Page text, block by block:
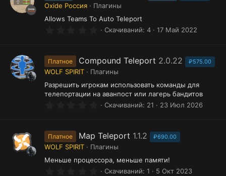
ё
з
д
Oxide Россия
Плагины
Allows Teams To Auto Teleport
0
з
в
ё
з
д
Скачиваний 4 17 Май 2022
Платное Compound Teleport 2.0.22 ₽575.00
WOLF SPIRIT
Плагины
Разрешить игрокам использовать команды для
телепортации на аванпост или лагерь бандитов
0
з
ё
з
д
Скачиваний 21 23 Июл 2026
Платное Map Teleport 1.1.2 ₽690.00
WOLF SPIRIT
Плагины
Меньше процессора, меньше памяти!
0 Скачиваний 1 5 Окт 2023